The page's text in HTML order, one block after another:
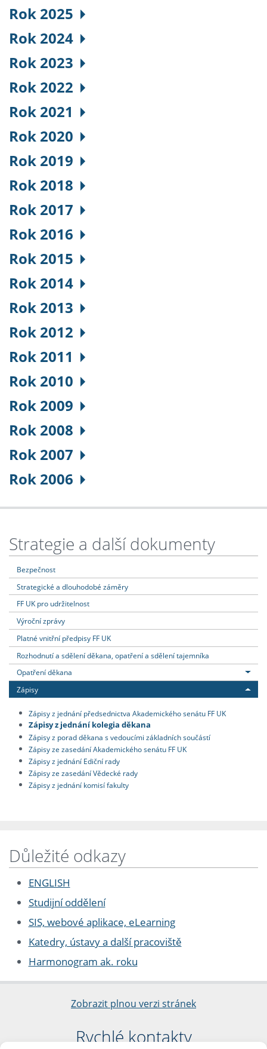
Rok 2025
Rok 2024
Rok 2023
Rok 2022
Rok 2021
Rok 2020
Rok 2019
Rok 2018
Rok 2017
Rok 2016
Rok 2015
Rok 2014
Rok 2013
Rok 2012
Rok 2011
Rok 2010
Rok 2009
Rok 2008
Rok 2007
Rok 2006
Strategie a další dokumenty
Bezpečnost
Strategické a dlouhodobé záměry
FF UK pro udržitelnost
Výroční zprávy
Platné vnitřní předpisy FF UK
Rozhodnutí a sdělení děkana, opatření a sdělení tajemníka
Opatření děkana
Zápisy
Zápisy z jednání předsednictva Akademického senátu FF UK
Zápisy z jednání kolegia děkana
Zápisy z porad děkana s vedoucími základních součástí
Zápisy ze zasedání Akademického senátu FF UK
Zápisy z jednání Ediční rady
Zápisy ze zasedání Vědecké rady
Zápisy z jednání komisí fakulty
Důležité odkazy
ENGLISH
Studijní oddělení
SIS, webové aplikace, eLearning
Katedry, ústavy a další pracoviště
Harmonogram ak. roku
Zobrazit plnou verzi stránek
Rychlé kontakty